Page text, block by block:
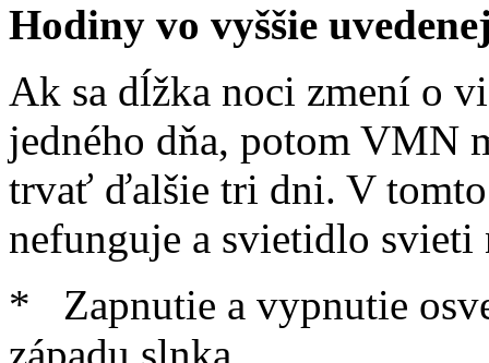
Hodiny vo vyššie
Ak sa dĺžka noci zmení o
jedného dňa, potom VMN
trvať ďalšie tri dni. V
nefunguje a svietidlo
* Zapnutie a vypnutie